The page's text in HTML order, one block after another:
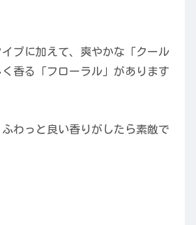
プに加えて、爽やかな「クール
香る「フローラル」があります
わっと良い香りがしたら素敵で